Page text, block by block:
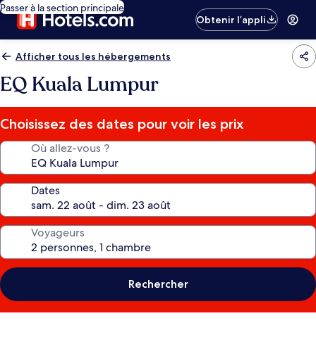
Passer à la section principale
Obtenir l’appli
Afficher tous les hébergements
EQ Kuala Lumpur
Choisissez des dates pour voir les prix
Où allez-vous ?
Dates
Voyageurs
Rechercher